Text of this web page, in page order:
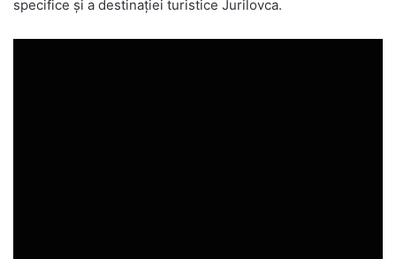
specifice și a destinației turistice Jurilovca.